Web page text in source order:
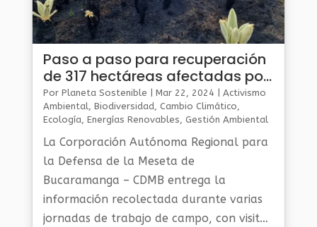
Paso a paso para recuperación
de 317 hectáreas afectadas por
el fuego en páramo de Berlín
Por Planeta Sostenible Mar 22, 2024
Activismo
Ambiental, Biodiversidad, Cambio Climático,
Ecología, Energías Renovables, Gestión Ambiental
Al Día,Planeta Verde
La Corporación Autónoma Regional para
la Defensa de la Meseta de
Bucaramanga – CDMB entrega la
información recolectada durante varias
jornadas de trabajo de campo, con visitas